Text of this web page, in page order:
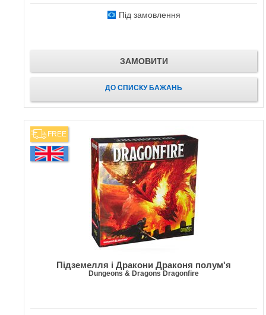
Під замовлення
ЗАМОВИТИ
ДО СПИСКУ БАЖАНЬ
FREE
Підземелля і Дракони Драконя полум'я
Dungeons & Dragons Dragonfire